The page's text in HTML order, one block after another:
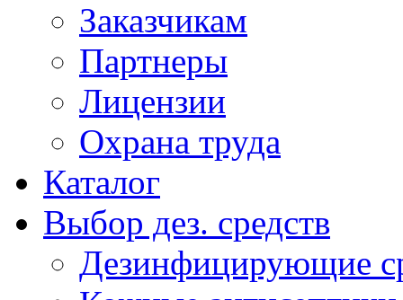
Заказчикам
Партнеры
Лицензии
Охрана труда
Каталог
Выбор дез. средств
Дезинфицирующие